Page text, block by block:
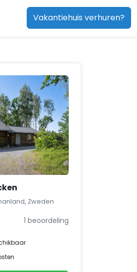
Vakantiehuis verhuren?
Zweden
1 beoordeling